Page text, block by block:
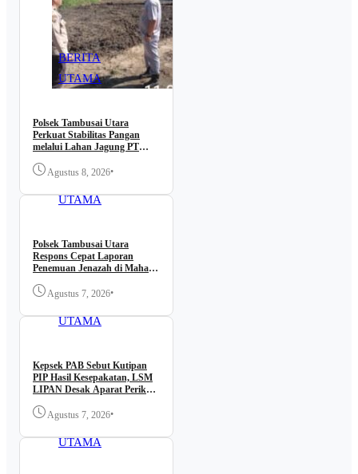
BERITA
UTAMA
Polsek Tambusai Utara
Perkuat Stabilitas Pangan
melalui Lahan Jagung PT
Ketahanan Pangan Nasional
Agustus 8, 2026•
BERITA
UTAMA
Polsek Tambusai Utara
Respons Cepat Laporan
Penemuan Jenazah di Mahato
Agustus 7, 2026•
BERITA
UTAMA
Kepsek PAB Sebut Kutipan
PIP Hasil Kesepakatan, LSM
LIPAN Desak Aparat Periksa
Agustus 7, 2026•
BERITA
UTAMA